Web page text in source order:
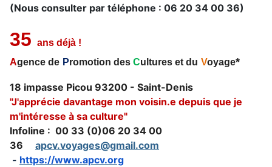
(Nous consulter par téléphone : 06 20 34 00 36)
35 ans déjà !
Agence de Promotion des Cultures et du Voyage*
18 impasse Picou 93200 - Saint-Denis
"J'apprécie davantage mon voisin.e depuis que je
m'intéresse à sa culture"
Infoline : 00 33 (0)06 20 34 00
36 apcv.voyages@gmail.com
- https://www.apcv.org